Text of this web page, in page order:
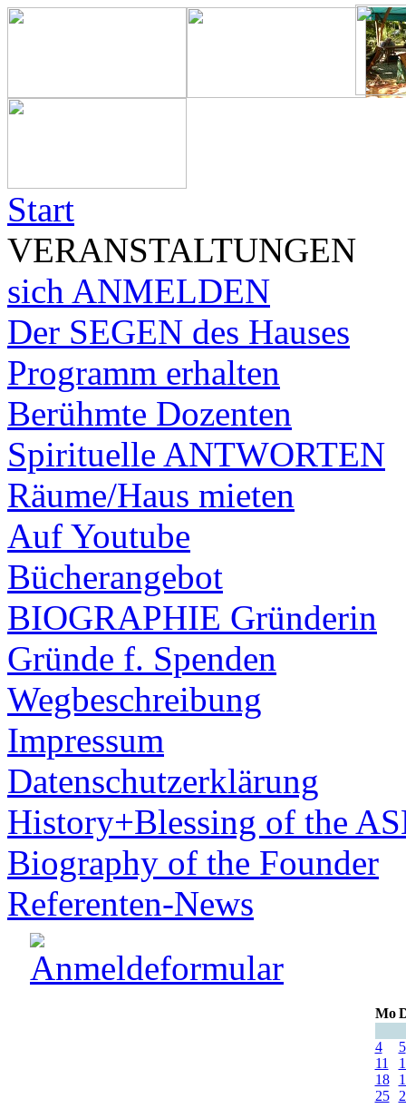
Start
VERANSTALTUNGEN
sich ANMELDEN
Der SEGEN des Hauses
Programm erhalten
Berühmte Dozenten
Spirituelle ANTWORTEN
Räume/Haus mieten
Auf Youtube
Bücherangebot
BIOGRAPHIE Gründerin
Gründe f. Spenden
Wegbeschreibung
Impressum
Datenschutzerklärung
History+Blessing of the
Biography of the Founder
Referenten-News
Mo
4
5
11
18
25